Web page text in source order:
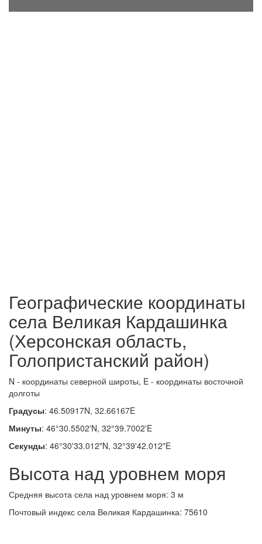
Географические координаты
села Великая Кардашинка
(Херсонская область,
Голопристанский район)
N - координаты северной широты, E - координаты восточной
долготы
Градусы: 46.50917N, 32.66167E
Минуты: 46°30.5502'N, 32°39.7002'E
Секунды: 46°30'33.012"N, 32°39'42.012"E
Высота над уровнем моря
Средняя высота села над уровнем моря: 3 м
Почтовый индекс села Великая Кардашинка: 75610